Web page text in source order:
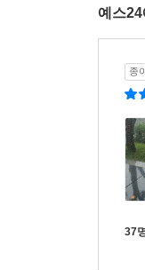
디스토
나타나
전 세
과연
포트
코로
투자
전략
예스
종
37